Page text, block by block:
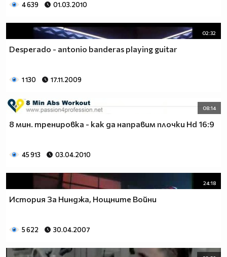
4 639 01.03.2010
02:32
Desperado - antonio banderas playing guitar
1 130 17.11.2009
08:14
8 мин. тренировка - как да направим плочки Hd 16:9
45 913 03.04.2010
24:18
История За Нинджа, Нощните Войни
5 622 30.04.2007